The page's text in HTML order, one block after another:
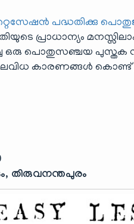
പദ്ധതിക്കു
പ്രാധാന്യം
ഒരു പൊതുസഞ്ചയ
കാരണങ്ങൾ കൊണ്ട്
തിരുവനന്തപുരം